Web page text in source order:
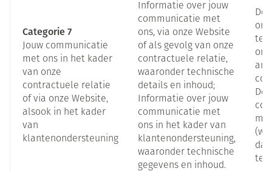
Categorie 7
Jouw communicatie
met ons in het kader
van onze
contractuele relatie
of via onze Website,
alsook in het kader
van
klantenondersteuning
Informatie over jouw
communicatie met
ons, via onze Website
of als gevolg van onze
contractuele relatie,
waaronder technische
details en inhoud;
Informatie over jouw
communicatie met
ons in het kader van
klantenondersteuning,
waaronder technische
gegevens en inhoud.
dat
te